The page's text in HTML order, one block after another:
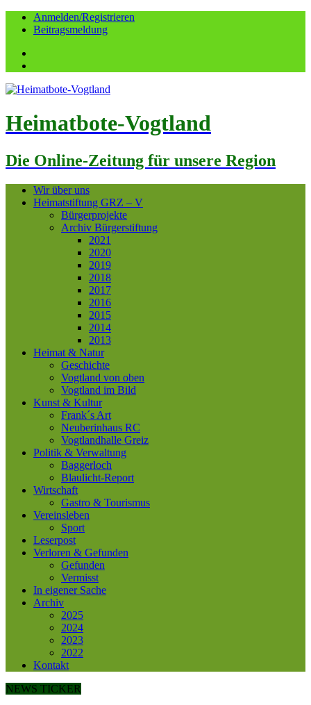
Anmelden/Registrieren
Beitragsmeldung
Heimatbote-Vogtland
Die Online-Zeitung für unsere Region
Wir über uns
Heimatstiftung GRZ – V
Bürgerprojekte
Archiv Bürgerstiftung
2021
2020
2019
2018
2017
2016
2015
2014
2013
Heimat & Natur
Geschichte
Vogtland von oben
Vogtland im Bild
Kunst & Kultur
Frank´s Art
Neuberinhaus RC
Vogtlandhalle Greiz
Politik & Verwaltung
Baggerloch
Blaulicht-Report
Wirtschaft
Gastro & Tourismus
Vereinsleben
Sport
Leserpost
Verloren & Gefunden
Gefunden
Vermisst
In eigener Sache
Archiv
2025
2024
2023
2022
Kontakt
NEWS TICKER